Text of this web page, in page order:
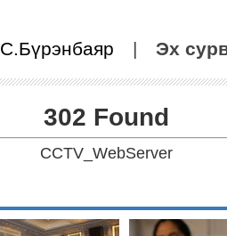
С.Бүрэнбаяр | Эх
302 Found
CCTV_WebServer